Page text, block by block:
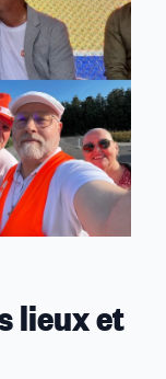
lieux et